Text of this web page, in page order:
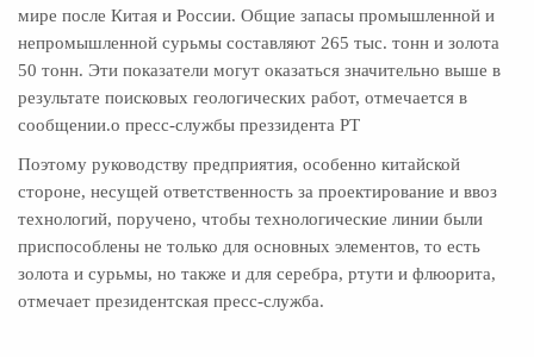
мире после Китая и России. Общие запасы промышленной и
непромышленной сурьмы составляют 265 тыс. тонн и золота
50 тонн. Эти показатели могут оказаться значительно выше в
результате поисковых геологических работ, отмечается в
сообщении.о пресс-службы преззидента РТ
Поэтому руководству предприятия, особенно китайской
стороне, несущей ответственность за проектирование и ввоз
технологий, поручено, чтобы технологические линии были
приспособлены не только для основных элементов, то есть
золота и сурьмы, но также и для серебра, ртути и флюорита,
отмечает президентская пресс-служба.